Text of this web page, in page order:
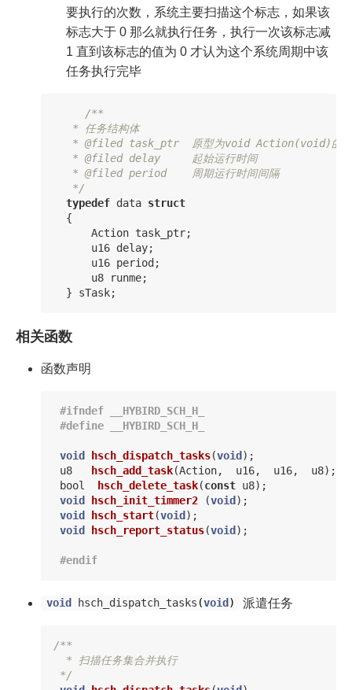
要执行的次数，系统主要扫描这个标志，如果该
标志大于 0 那么就执行任务，执行一次该标志减
1 直到该标志的值为 0 才认为这个系统周期中该
任务执行完毕
/**
   * 任务结构体
* @filed task_ptr  原型为void Action(void)的一
   * @filed delay     起始运行时间
   * @filed period    周期运行时间间隔
   */
typedef data struct
{
Action task_ptr;
u16 delay;
u16 period ;
u8
runme;
}
sTask;
相关函数
函数声明
void hsch_dispatch_tasks(void);
u8
hsch_add_task(Action, u16, u16, u8);
bool
hsch_delete_task(const u8);
void hsch_init_timmer2 (void);
void hsch_start(void);
void hsch_report_status(void);
void hsch_dispatch_tasks (void ) 派遣任务
/**
  * 扫描任务集合并执行
*/